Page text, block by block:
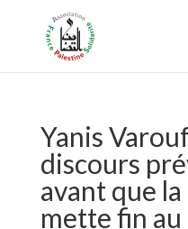
Yanis
discours
avant que
mette fin au